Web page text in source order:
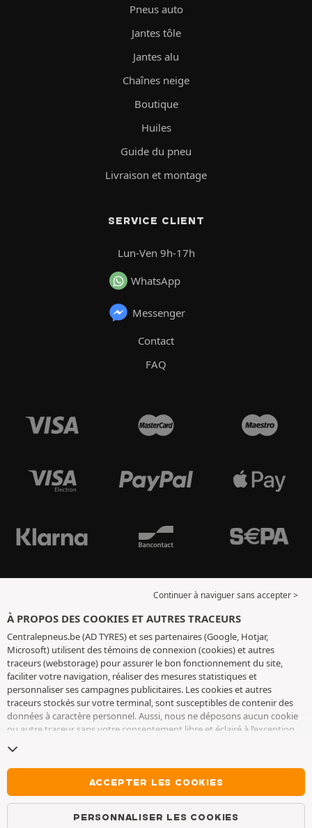
Pneus auto
Jantes tôle
Jantes alu
Chaînes neige
Boutique
Huiles
Guide du pneu
Livraison et montage
SERVICE CLIENT
Lun-Ven 9h-17h
WhatsApp
Messenger
Contact
FAQ
Continuer à naviguer sans accepter >
À PROPOS DES COOKIES ET AUTRES TRACEURS
Centralepneus.be (AD TYRES) et ses partenaires (Google, Hotjar,
Microsoft) utilisent des témoins de connexion (cookies) et autres
traceurs (webstorage) pour assurer le bon fonctionnement du site,
faciliter votre navigation, réaliser des mesures statistiques et
personnaliser ses campagnes publicitaires. Les cookies et autres
traceurs stockés sur votre terminal, sont susceptibles de contenir des
données à caractère personnel. Aussi, nous ne déposons aucun cookie
ou autre traceur sans votre consentement libre et éclairé à l’exception
conservons votre choix pendant 6 mois. Vous pouvez retirer votre
consentement à tout moment en vous rendant sur lapage cookies et
. Vous pouvez choisir de continuer à naviguer sans
accepter le dépôt de cookies ou autres traceurs. Le refus ne fait pas
obstacle à l’accès aux services AD TYRES. Pour plus d’informations, nous
vous invitons à consulterla page cookies et autres traceurs
ACCEPTER LES COOKIES
PERSONNALISER LES COOKIES